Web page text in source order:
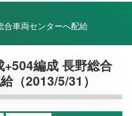
車両センターへ配給
編成 長野総合
（2013/5/31）